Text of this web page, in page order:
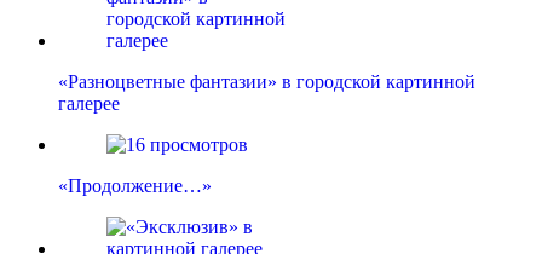
«Разноцветные фантазии» в городской картинной
галерее
«Продолжение…»